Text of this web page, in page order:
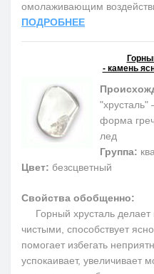
омолаживающим
ПОДРОБНЕЕ
- камень
форма
лед
Группа:
Цвет: безсцветный
Свойства обобщенно:
Горный хрусталь
чистыми, способствует
помогает избегать
успокаивает, увеличивает